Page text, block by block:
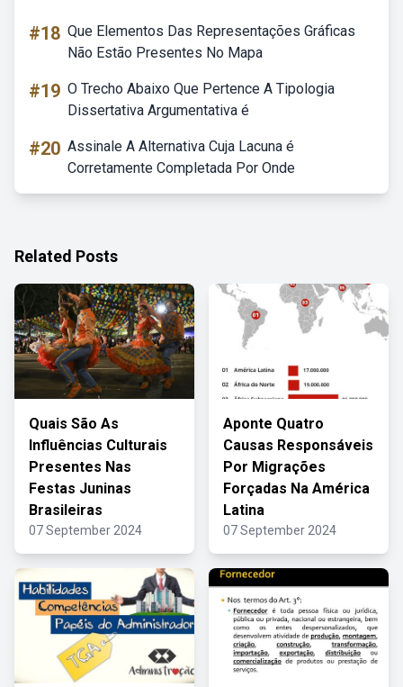
#18 Que Elementos Das Representações Gráficas
Não Estão Presentes No Mapa
#19 O Trecho Abaixo Que Pertence A Tipologia
Dissertativa Argumentativa é
#20 Assinale A Alternativa Cuja Lacuna é
Corretamente Completada Por Onde
Related Posts
Quais São As
Influências Culturais
Presentes Nas
Festas Juninas
Brasileiras
07 September 2024
Aponte Quatro
Causas Responsáveis
Por Migrações
Forçadas Na América
Latina
07 September 2024